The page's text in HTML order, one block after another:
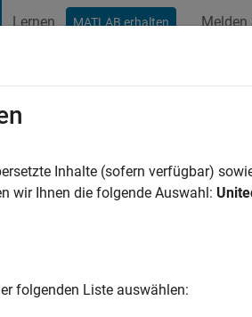
Lernen MATLAB erhalten Melden
Jahre vor|Aktiv seit 2014
0
Inhalte (sofern verfügbar)
wir Ihnen die folgende Auswahl:
folgenden Liste auswählen: